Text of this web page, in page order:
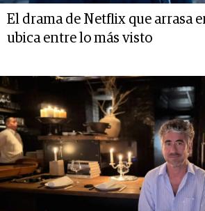
El drama de Netflix que arrasa
ubica entre lo más visto